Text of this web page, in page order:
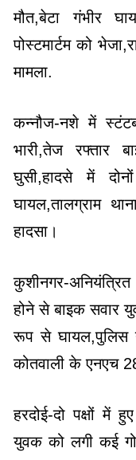
मौत,बेटा गंभीर
पोस्टमार्टम को
मामला.
कन्नौज-नशे में
भारी,तेज
घुसी,हादसे में
घायल,तालग्राम
हादसा।
कुशीनगर-
होने से बाइक सवार
रूप से घायल,पुलिस
कोतवाली के एनएच
हरदोई-दो पक्षों में
युवक को लगी कई